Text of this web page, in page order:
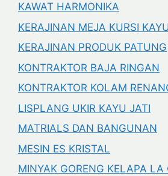
KAWAT HARMONIKA
KERAJINAN MEJA KURSI
KERAJINAN PRODUK PATUNG
KONTRAKTOR BAJA RINGAN
KONTRAKTOR KOLAM
LISPLANG UKIR KAYU JATI
MATRIALS DAN BANGUNAN
MESIN ES KRISTAL
MINYAK GORENG KELAPA LA